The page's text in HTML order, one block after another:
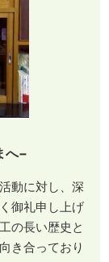
へ−
動に対し、深
御礼申し上げ
の長い歴史と
き合っており